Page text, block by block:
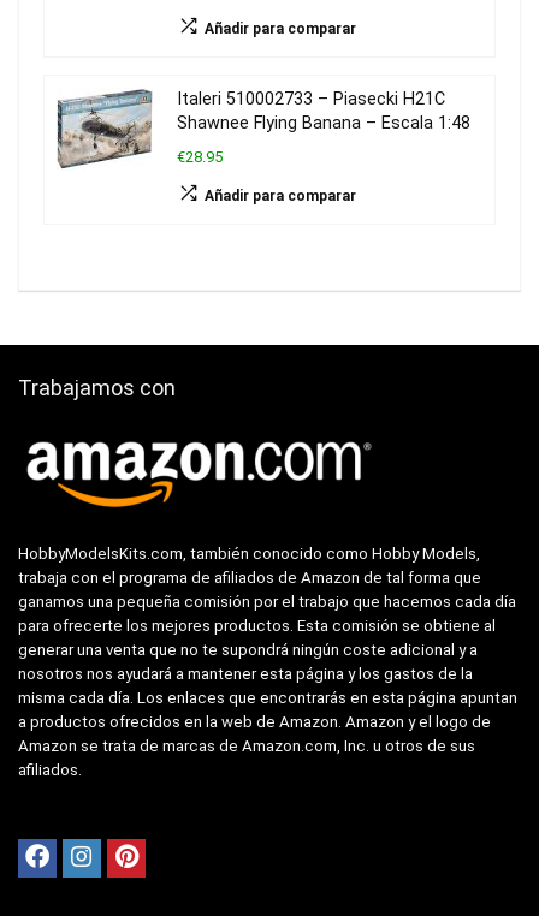
Añadir para comparar
Italeri 510002733 – Piasecki H21C
Shawnee Flying Banana – Escala 1:48
€28.95
Añadir para comparar
Trabajamos con
HobbyModelsKits.com, también conocido como Hobby Models,
trabaja con el programa de afiliados de Amazon de tal forma que
ganamos una pequeña comisión por el trabajo que hacemos cada día
para ofrecerte los mejores productos. Esta comisión se obtiene al
generar una venta que no te supondrá ningún coste adicional y a
nosotros nos ayudará a mantener esta página y los gastos de la
misma cada día. Los enlaces que encontrarás en esta página apuntan
a productos ofrecidos en la web de Amazon. Amazon y el logo de
Amazon se trata de marcas de Amazon.com, Inc. u otros de sus
afiliados.